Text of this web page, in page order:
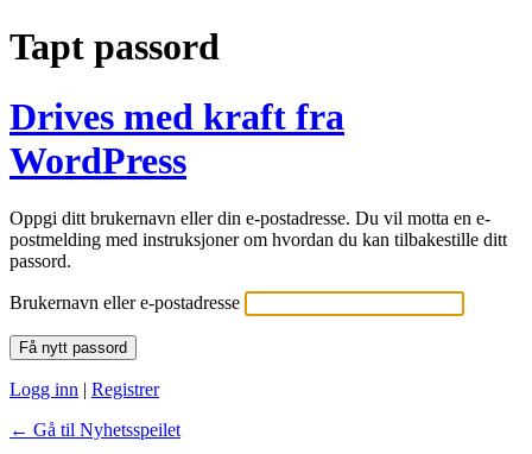
Tapt passord
Drives med kraft fra
WordPress
Oppgi ditt brukernavn eller din e-postadresse. Du vil motta en e-
postmelding med instruksjoner om hvordan du kan tilbakestille ditt
passord.
Brukernavn eller e-postadresse
Logg inn | Registrer
← Gå til Nyhetsspeilet